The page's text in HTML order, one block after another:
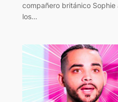
compañero británico
los…